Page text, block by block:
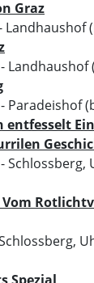
Graz
Landhaushof
- Landhaushof
- Paradeishof
entfesselt
-